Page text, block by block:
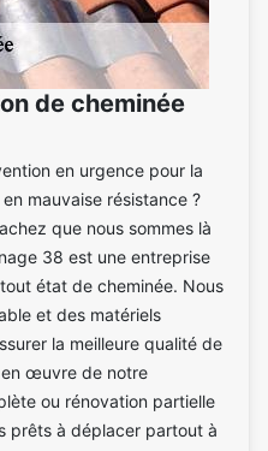
de cheminée
en urgence pour la
mauvaise résistance ?
que nous sommes là
38 est une entreprise
état de cheminée. Nous
et des matériels
la meilleure qualité de
en œuvre de notre
ou rénovation partielle
prêts à déplacer partout à